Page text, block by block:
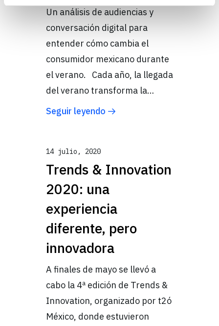
Un análisis de audiencias y
conversación digital para
entender cómo cambia el
consumidor mexicano durante
el verano. Cada año, la llegada
del verano transforma la…
Seguir leyendo
14 julio, 2020
Trends & Innovation
2020: una
experiencia
diferente, pero
innovadora
A finales de mayo se llevó a
cabo la 4ª edición de Trends &
Innovation, organizado por t2ó
México, donde estuvieron